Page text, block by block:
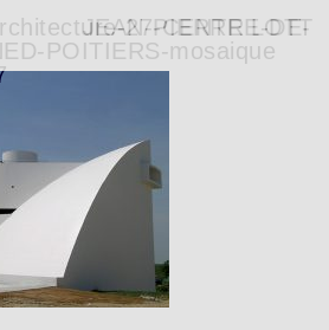
JEAN-PIERRE LOTT
27-CENTRE-DE-
POITIERS-mosaique